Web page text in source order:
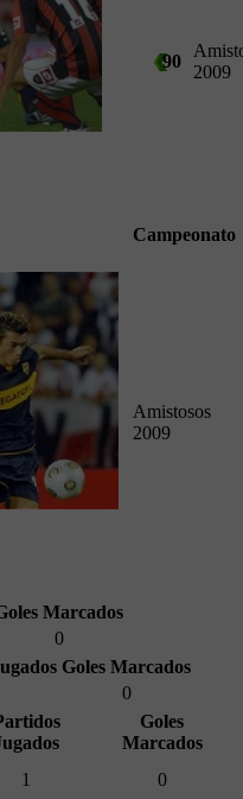
90
2009
Campeonato
Amistosos
2009
Marcados
0
Goles Marcados
0
Goles
Marcados
1 0